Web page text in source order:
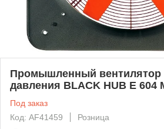
Промышленный вентилятор
давления BLACK HUB E 604
Под заказ
Код: AF41459
Розница